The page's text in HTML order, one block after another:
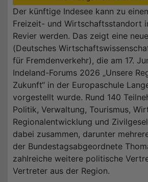
Der künftige Indesee kann zu
Freizeit- und Wirtschaftsstandort
Revier werden. Das zeigt eine
(Deutsches
für Fremdenverkehr), die am 17.
Indeland-Forums 2026 „Unsere
Zukunft“ in der Europaschule
vorgestellt wurde. Rund 140
Politik, Verwaltung, Tourismus,
Regionalentwicklung und
dabei zusammen, darunter
der Bundestagsabgeordnete
zahlreiche weitere politische
Vertreter aus der Region.